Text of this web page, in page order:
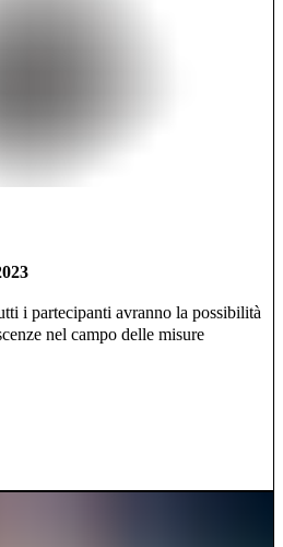
i partecipanti avranno la possibilità
nel campo delle misure